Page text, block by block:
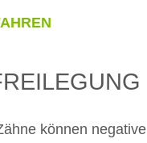
können negative